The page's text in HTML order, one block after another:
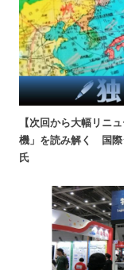
【次回から大幅リニ
機」を読み解く 国際
氏